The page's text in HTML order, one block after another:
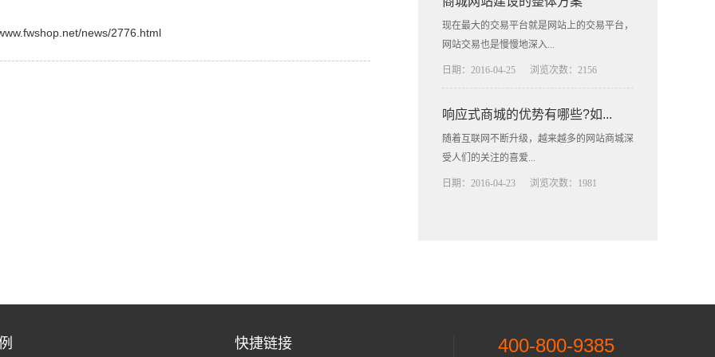
news/2776.html
现在最大的交易平台就是网站上的交易平台，
网站交易也是慢慢地深入...
日期：2016-04-25 浏览次数：2156
响应式商城的优势有哪些?如...
随着互联网不断升级，越来越多的网站商城深
受人们的关注的喜爱...
日期：2016-04-23 浏览次数：1981
快捷链接 400-800-9385